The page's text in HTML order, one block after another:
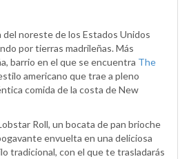
noreste de los Estados Unidos
por tierras madrileñas. Más
barrio en el que se encuentra The
americano que trae a pleno
comida de la costa de New
Roll, un bocata de pan brioche
envuelta en una deliciosa
tradicional, con el que te trasladarás